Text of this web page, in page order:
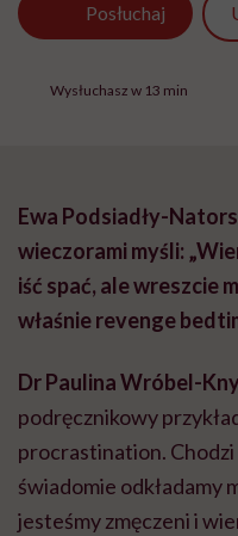
Posłuchaj
Wysłuchasz w 13 min
Ewa Podsiadły-
wieczorami myśli:
iść spać, ale wreszcie
właśnie revenge
Dr Paulina Wróbel-
podręcznikowy
procrastination.
świadomie odkładamy
jesteśmy zmęczeni i